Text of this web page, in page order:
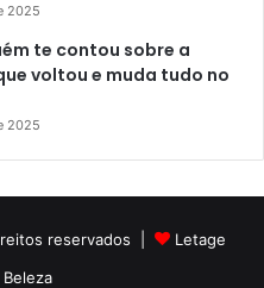
2025
te contou sobre a
voltou e muda tudo no
2025
reservados |
Letage